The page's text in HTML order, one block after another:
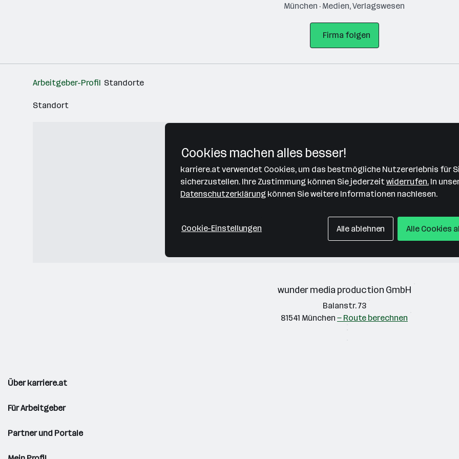
München · Medien, Verlagswesen
Firma folgen
Arbeitgeber-Profil Standorte
Standort
Bitte stimme unseren Cookie-
Richtlinien zu, um diese Karte
anzuzeigen.
Zustimmung geben
wunder media production GmbH
Balanstr. 73
81541 München — Route berechnen
Über karriere.at
Für Arbeitgeber
Partner und Portale
Cookies machen alles besser!
karriere.at verwendet Cookies, um das bestmögliche Nutzererlebnis für
sicherzustellen. Ihre Zustimmung können Sie jederzeit widerrufen. In
Datenschutzerklärung können Sie weitere Informationen nachlesen.
Cookie-Einstellungen Alle ablehnen Alle Cookies